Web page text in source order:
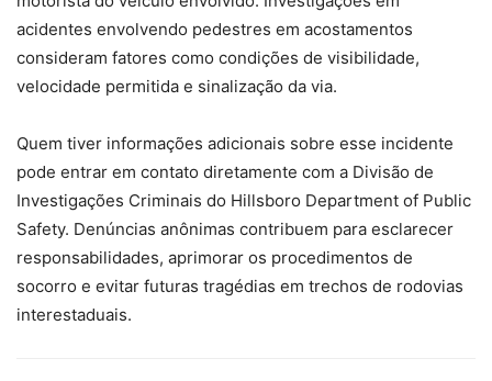
acidentes envolvendo pedestres em acostamentos
consideram fatores como condições de visibilidade,
velocidade permitida e sinalização da via.
Quem tiver informações adicionais sobre esse incidente
pode entrar em contato diretamente com a Divisão de
Investigações Criminais do Hillsboro Department of Public
Safety. Denúncias anônimas contribuem para esclarecer
responsabilidades, aprimorar os procedimentos de
socorro e evitar futuras tragédias em trechos de rodovias
interestaduais.